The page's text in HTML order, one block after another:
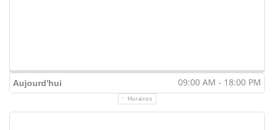
Aujourd'hui 09:00 AM - 18:00 PM
Horaires